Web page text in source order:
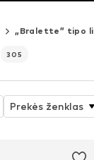
„Bralette” tipo
305
Prekės ženklas